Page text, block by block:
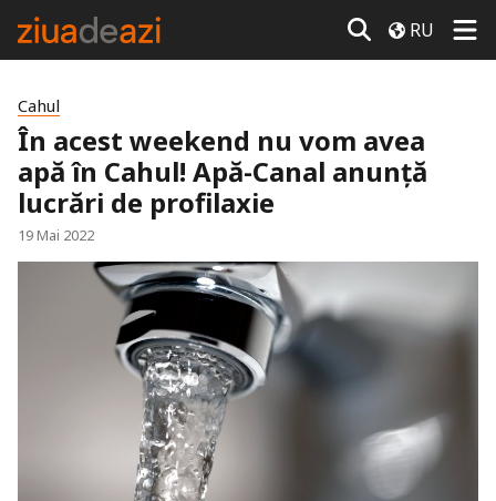
RU
Cahul
În acest weekend nu vom avea
apă în Cahul! Apă-Canal anunță
lucrări de profilaxie
19 Mai 2022